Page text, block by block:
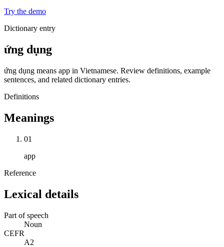
Try the demo
Dictionary entry
ứng dụng
ứng dụng means app in Vietnamese. Review definitions, example
sentences, and related dictionary entries.
Definitions
Meanings
01
app
Reference
Lexical details
Part of speech
Noun
CEFR
A2